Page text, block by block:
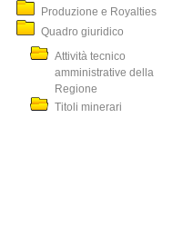
Produzione e Royalties
Quadro giuridico
Attività tecnico
amministrative della
Regione
Titoli minerari